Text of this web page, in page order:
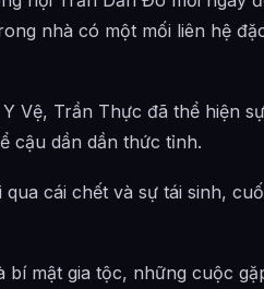
nhà có một mối liên hệ
Vệ, Trần Thực đã thể hiện
cậu dần dần thức tỉnh.
cái chết và sự tái sinh,
mật gia tộc, những cuộc